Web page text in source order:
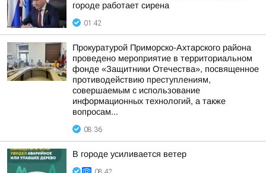
городе работает сирена
01:42
Прокуратурой Приморско-Ахтарского района
проведено мероприятие в территориальном
фонде «Защитники Отечества», посвященное
противодействию преступлениям,
совершаемым с использование
информационных технологий, а также
вопросам...
08:36
В городе усиливается ветер